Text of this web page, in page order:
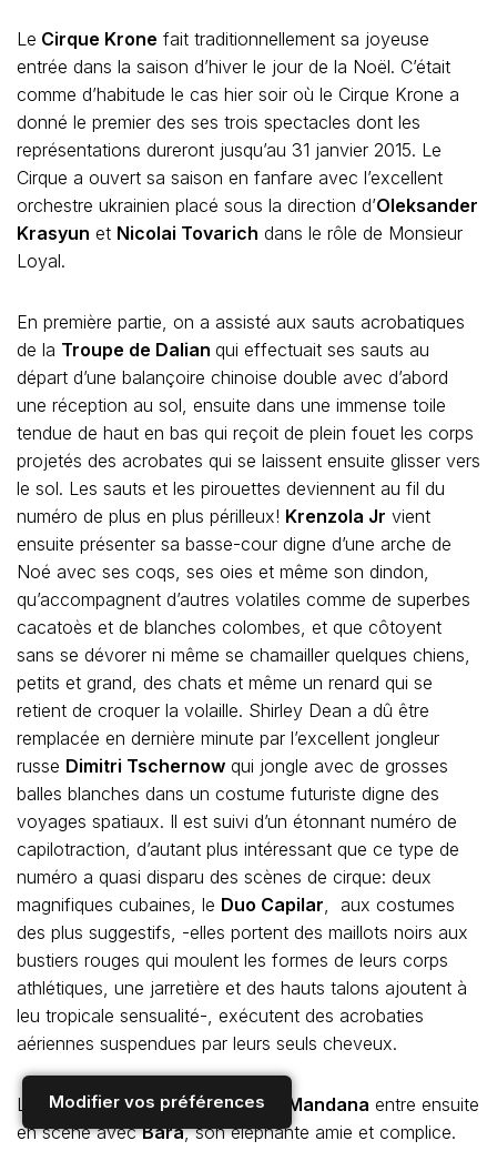
Modifier vos préférences
Le Cirque Krone fait traditionnellement sa joyeuse
entrée dans la saison d’hiver le jour de la Noël. C’était
comme d’habitude le cas hier soir où le Cirque Krone a
donné le premier des ses trois spectacles dont les
représentations dureront jusqu’au 31 janvier 2015. Le
Cirque a ouvert sa saison en fanfare avec l’excellent
orchestre ukrainien placé sous la direction d’Oleksander
Krasyun et Nicolai Tovarich dans le rôle de Monsieur
Loyal.
En première partie, on a assisté aux sauts acrobatiques
de la Troupe de Dalian qui effectuait ses sauts au
départ d’une balançoire chinoise double avec d’abord
une réception au sol, ensuite dans une immense toile
tendue de haut en bas qui reçoit de plein fouet les corps
projetés des acrobates qui se laissent ensuite glisser vers
le sol. Les sauts et les pirouettes deviennent au fil du
numéro de plus en plus périlleux! Krenzola Jr vient
ensuite présenter sa basse-cour digne d’une arche de
Noé avec ses coqs, ses oies et même son dindon,
qu’accompagnent d’autres volatiles comme de superbes
cacatoès et de blanches colombes, et que côtoyent
sans se dévorer ni même se chamailler quelques chiens,
petits et grand, des chats et même un renard qui se
retient de croquer la volaille. Shirley Dean a dû être
remplacée en dernière minute par l’excellent jongleur
russe Dimitri Tschernow qui jongle avec de grosses
balles blanches dans un costume futuriste digne des
voyages spatiaux. Il est suivi d’un étonnant numéro de
capilotraction, d’autant plus intéressant que ce type de
numéro a quasi disparu des scènes de cirque: deux
magnifiques cubaines, le Duo Capilar , aux costumes
des plus suggestifs, -elles portent des maillots noirs aux
bustiers rouges qui moulent les formes de leurs corps
athlétiques, une jarretière et des hauts talons ajoutent à
leu tropicale sensualité-, exécutent des acrobaties
aériennes suspendues par leurs seuls cheveux.
La célèbre et très attendueJana Mandana entre ensuite
en scène avecBara, son éléphante amie et complice.